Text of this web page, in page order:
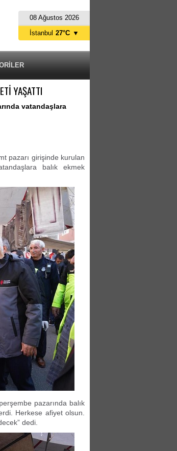
08 Ağustos 2026
İstanbul 27°C ▼
YAŞATTI
vatandaşlara
pazarı girişinde kurulan
balık ekmek
pazarında balık
Herkese afiyet olsun.
dedi.